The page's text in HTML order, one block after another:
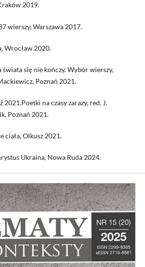
2019.
wierszy, Warszawa 2017.
Wrocław 2020.
świata się nie kończy. Wybór wierszy,
Poznań 2021.
2021.Poetki na czasy zarazy, red. J.
Poznań 2021.
ciała, Olkusz 2021.
Ukraina, Nowa Ruda 2024.